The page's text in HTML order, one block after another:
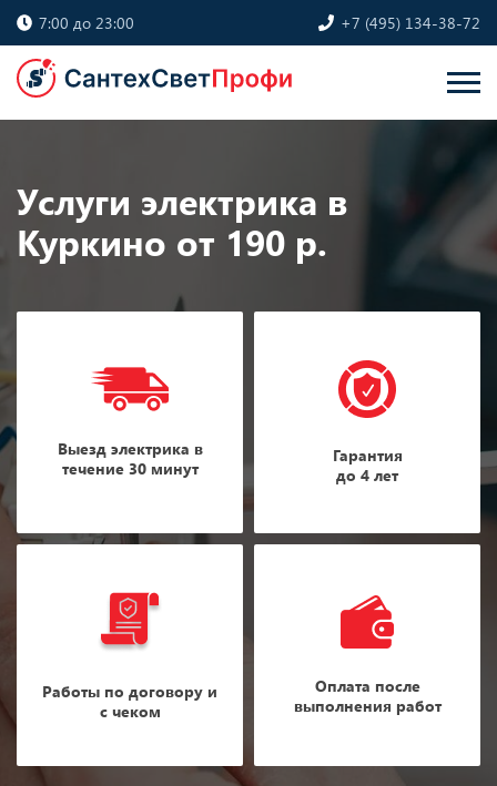
7:00 до 23:00 +7 (495) 134-38-72
Услуги электрика в
Куркино от 190 р.
Выезд электрика в
течение 30 минут
Гарантия
до 4 лет
Работы по договору и
с чеком
Оплата после
выполнения работ